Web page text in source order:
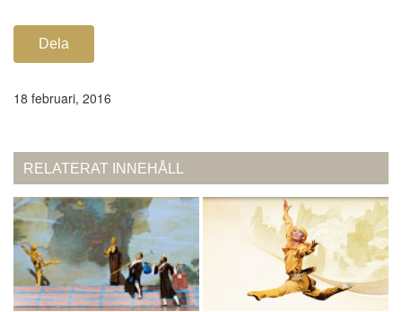
Dela
18 februari, 2016
RELATERAT INNEHÅLL